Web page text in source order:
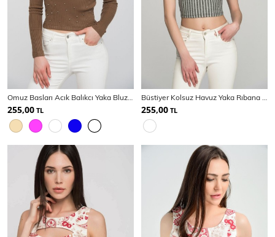
Omuz Basları Acık Balıkcı Yaka Bluz | Blz14344
255,00 TL
Büstiyer Kolsuz Havuz Yaka Rıbana Bluz
255,00 TL